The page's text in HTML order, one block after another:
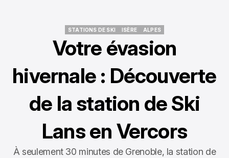
STATIONS DE SKI
ISÈRE
ALPES
Votre évasion
hivernale : Découverte
de la station de Ski
Lans en Vercors
À seulement 30 minutes de Grenoble, la station de